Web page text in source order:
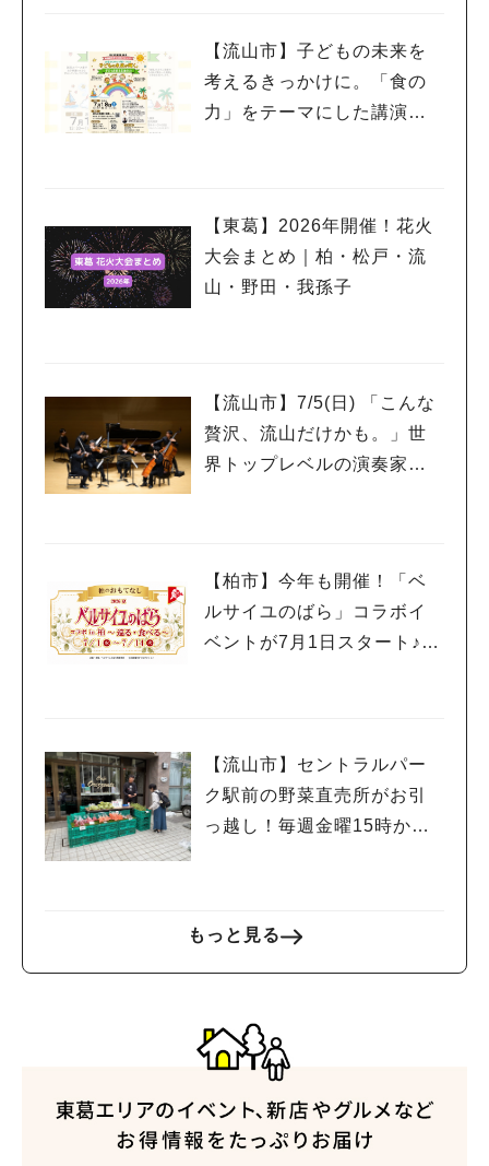
【流山市】子どもの未来を
考えるきっかけに。「食の
力」をテーマにした講演会
【東葛】2026年開催！花火
大会まとめ｜柏・松戸・流
山・野田・我孫子
【流山市】7/5(日) 「こんな
贅沢、流山だけかも。」世
界トップレベルの演奏家を
【柏市】今年も開催！「ベ
ルサイユのばら」コラボイ
ベントが7月1日スタート♪柏
【流山市】セントラルパー
ク駅前の野菜直売所がお引
っ越し！毎週金曜15時から
もっと見る
#教えたい/こんなの見つけた